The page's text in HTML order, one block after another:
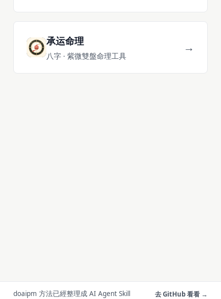
承运命理
八字 · 紫微雙盤命理工具
→
doaipm 方法已經整理成 AI Agent Skill 去 GitHub 看看 →